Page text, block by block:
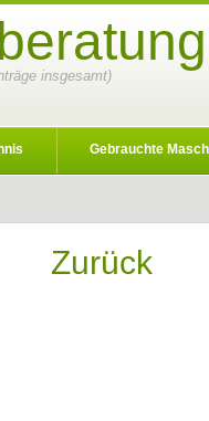
insgesamt)
Gebrauchte
Zurück